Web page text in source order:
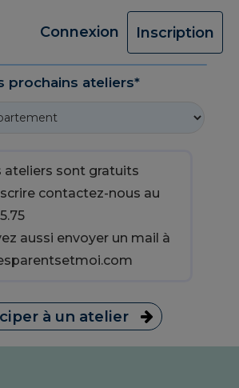
Connexion Inscription
prochains ateliers*
ateliers sont gratuits
contactez-nous au
aussi envoyer un mail à
à un atelier